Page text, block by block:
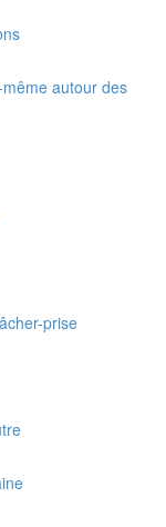
autour des
prise